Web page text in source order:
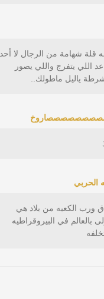
قلة شهامة من الرجال لا أحد
اللي يتفرج واللي يصور
ياليل ماطولك..
الحربي
ورب الكعبه من بلاد هي
بالعالم في البيروقراطيه